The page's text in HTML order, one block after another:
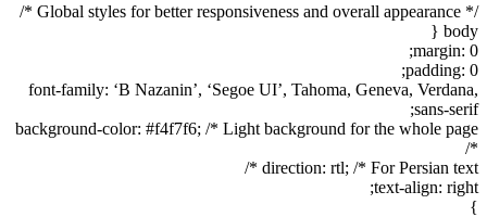
/* Global styles for better responsiveness and overall appearance */
body {
margin: 0;
padding: 0;
font-family: ‘B Nazanin’, ‘Segoe UI’, Tahoma, Geneva, Verdana,
sans-serif;
background-color: #f4f7f6; /* Light background for the whole page
*/
direction: rtl; /* For Persian text */
text-align: right;
}